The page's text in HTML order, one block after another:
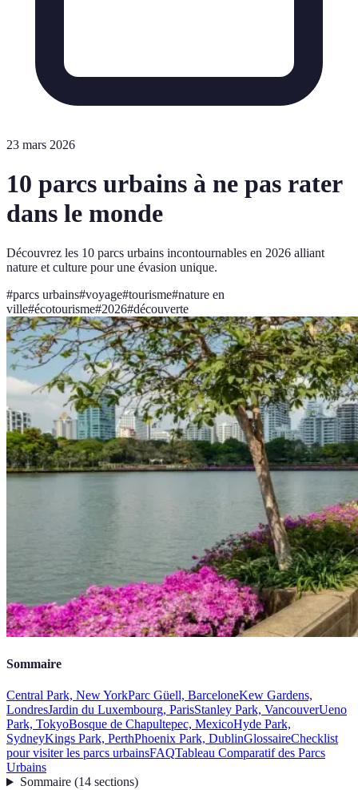
23 mars 2026
10 parcs urbains à ne pas rater
dans le monde
Découvrez les 10 parcs urbains incontournables en 2026 alliant
nature et culture pour une évasion unique.
#parcs urbains#voyage#tourisme#nature en
ville#écotourisme#2026#découverte
Sommaire
Central Park, New YorkParc Güell, BarceloneKew Gardens,
LondresJardin du Luxembourg, ParisStanley Park, VancouverUeno
Park, TokyoBosque de Chapultepec, MexicoHyde Park,
SydneyKings Park, PerthPhoenix Park, DublinGlossaireChecklist
pour visiter les parcs urbainsFAQTableau Comparatif des Parcs
Urbains
Sommaire(14 sections)